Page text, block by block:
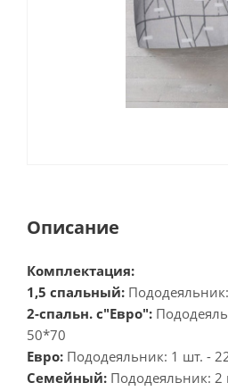
Описание
Комплектация:
1,5 спальный:
2-спальн. с"Евро":
50*70
Евро: Пододеяльник: 1 шт. -
Семейный: Пододеяльник: 2